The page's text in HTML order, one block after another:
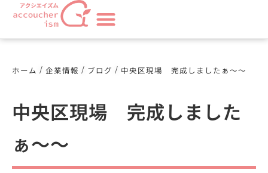
ホーム / 企業情報 / ブログ / 中央区現場 完成しましたぁ～～
中央区現場 完成しました
ぁ～～